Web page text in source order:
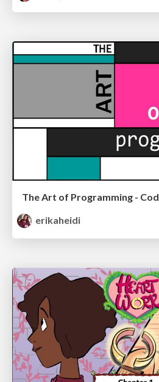
The Art of Programming -
erikaheidi